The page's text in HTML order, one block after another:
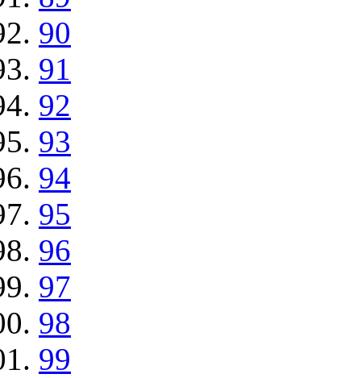
90
91
92
93
94
95
96
97
98
99